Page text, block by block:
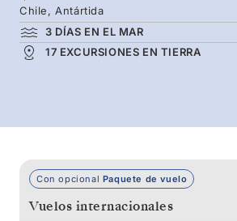
que surcan las aguas heladas,
esta expedición de 13 días es un
experiencia. Nuestro equipo de
vivencia única con acceso
conocimientos y un sinfín de
Chile, Antártida
3 DÍAS EN EL MAR
17 EXCURSIONES EN TIERRA
Con opcional Paquete de vuelo
Vuelos internacionales